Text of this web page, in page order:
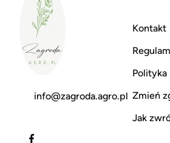
info@zagroda.agro.pl
Kontakt
Polityka
Zmień
Jak